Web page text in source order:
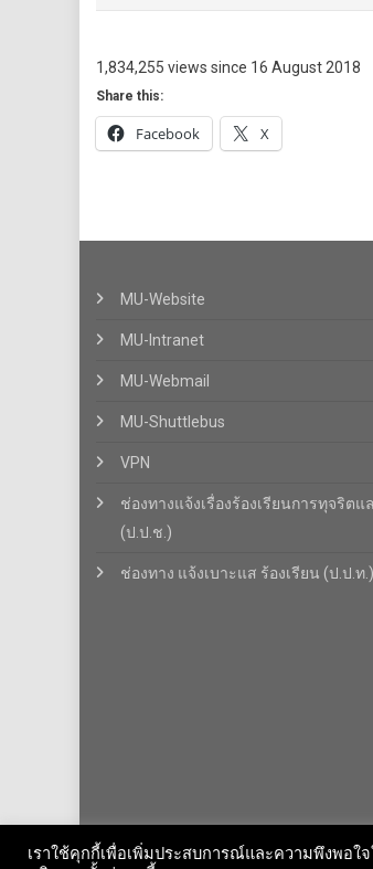
1,834,255 views since 16 August 2018
Share this:
Facebook X
MU-Website
MU-Intranet
MU-Webmail
MU-Shuttlebus
VPN
ช่องทางแจ้งเรื่องร้องเรียนการทุจริต
(ป.ป.ช.)
ช่องทาง แจ้งเบาะแส ร้องเรียน (ป.ป.ท.)
เราใช้คุกกี้เพื่อเพิ่มประสบการณ์และความพึงพอ